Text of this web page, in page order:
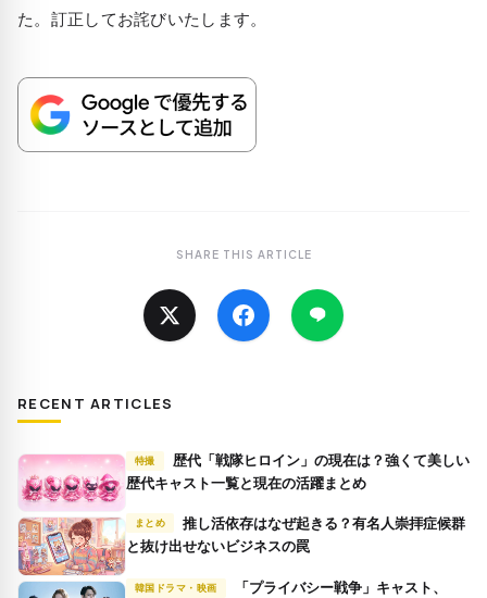
た。訂正してお詫びいたします。
SHARE THIS ARTICLE
RECENT ARTICLES
特撮
歴代キャスト一覧と現在の活躍まとめ
まとめ
推し活依存はなぜ起きる？有名人崇拝症候群
と抜け出せないビジネスの罠
韓国ドラマ・映画